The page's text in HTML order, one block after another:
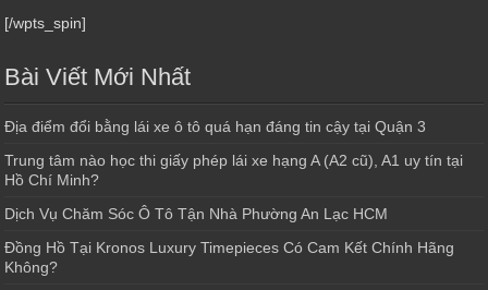
[/wpts_spin]
Bài Viết Mới Nhất
Địa điểm đổi bằng lái xe ô tô quá hạn đáng tin cậy tại Quận 3
Trung tâm nào học thi giấy phép lái xe hạng A (A2 cũ), A1 uy tín tại
Hồ Chí Minh?
Dịch Vụ Chăm Sóc Ô Tô Tận Nhà Phường An Lạc HCM
Đồng Hồ Tại Kronos Luxury Timepieces Có Cam Kết Chính Hãng
Không?